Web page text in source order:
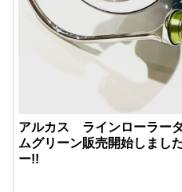
アルカス ラインローラー
ムグリーン販売開始しま
ー!!